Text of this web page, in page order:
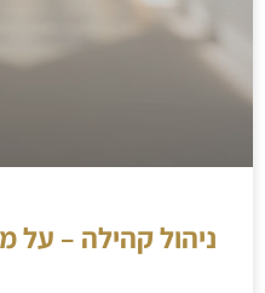
ניהול קהילה – על